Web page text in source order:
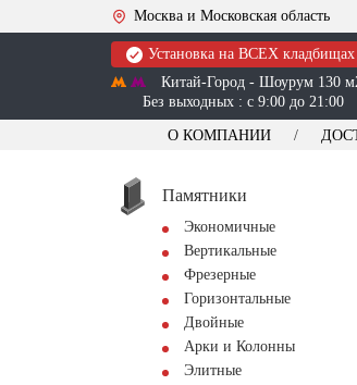
Москва и Московская область
Установка на ВСЕХ кладбищах
Китай-Город - Шоурум 130
Без выходных : с 9:00 до 21:00
О КОМПАНИИ
Памятники
Экономичные
Вертикальные
Фрезерные
Горизонтальные
Двойные
Арки и Колонны
Элитные